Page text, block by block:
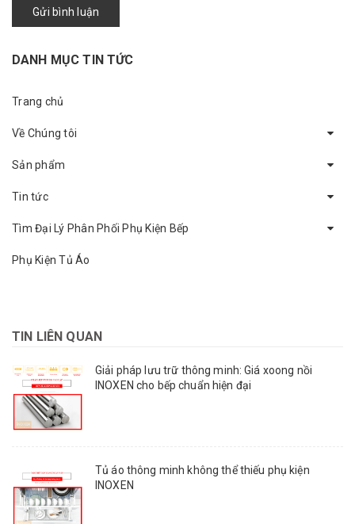
Gửi bình luận
DANH MỤC TIN TỨC
Trang chủ
Về Chúng tôi
Sản phẩm
Tin tức
Tìm Đại Lý Phân Phối Phụ Kiện Bếp
Phụ Kiện Tủ Áo
TIN LIÊN QUAN
Giải pháp lưu trữ thông minh: Giá xoong nồi
INOXEN cho bếp chuẩn hiện đại
Tủ áo thông minh không thể thiếu phụ kiện
INOXEN